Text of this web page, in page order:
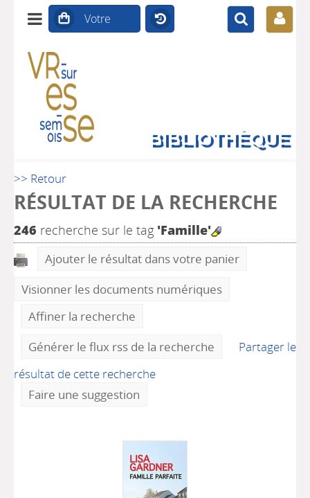
BIBLIOTHÈQUE
>> Retour
RÉSULTAT DE LA RECHERCHE
246 recherche sur le tag 'Famille'
Ajouter le résultat dans votre panier
Visionner les documents numériques
Affiner la recherche
Générer le flux rss de la recherche
Partager le
résultat de cette recherche
Faire une suggestion